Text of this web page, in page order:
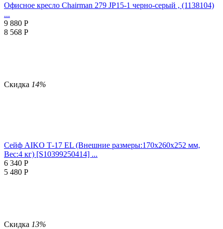
Офисное кресло Chairman 279 JP15-1 черно-серый , (1138104)
...
9 880 Р
8 568 Р
Скидка 14%
Сейф AIKO Т-17 EL (Внешние размеры:170х260х252 мм,
Вес:4 кг) [S10399250414] ...
6 340 Р
5 480 Р
Скидка 13%